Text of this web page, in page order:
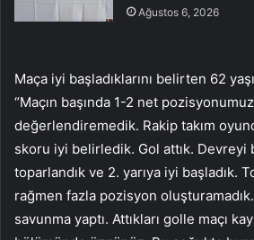
Ağustos 6, 2026
Maça iyi başladıklarını belirten 62
“Maçın başında 1-2 net
değerlendiremedik. Rakip takım
skoru iyi belirledik. Gol attık. Devreyi
toparlandık ve 2. yarıya iyi başladık.
rağmen fazla pozisyon
savunma yaptı. Attıkları golle maçı